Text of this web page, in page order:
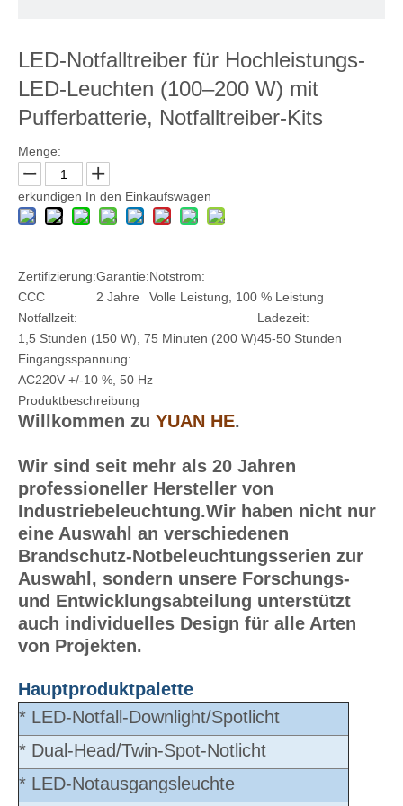
LED-Notfalltreiber für Hochleistungs-
LED-Leuchten (100–200 W) mit
Pufferbatterie, Notfalltreiber-Kits
Menge:
erkundigen In den Einkaufswagen
Zertifizierung:
CCC
Garantie:
2 Jahre
Notstrom:
Volle Leistung, 100 % Leistung
Notfallzeit:
1,5 Stunden (150 W), 75 Minuten (200 W)
Ladezeit:
45-50 Stunden
Eingangsspannung:
AC220V +/-10 %, 50 Hz
Produktbeschreibung
Willkommen zu YUAN HE.
Wir sind seit mehr als 20 Jahren
professioneller Hersteller von
Industriebeleuchtung.Wir haben nicht nur
eine Auswahl an verschiedenen
Brandschutz-Notbeleuchtungsserien zur
Auswahl, sondern unsere Forschungs-
und Entwicklungsabteilung unterstützt
auch individuelles Design für alle Arten
von Projekten.
Hauptproduktpalette
* LED-Notfall-Downlight/Spotlicht
* Dual-Head/Twin-Spot-Notlicht
* LED-Notausgangsleuchte